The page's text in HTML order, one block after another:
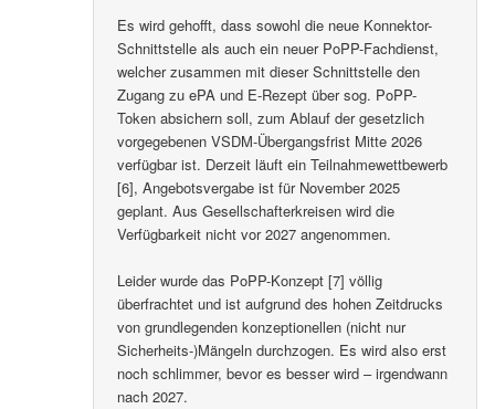
Es wird gehofft, dass sowohl die neue Konnektor-
Schnittstelle als auch ein neuer PoPP-Fachdienst,
welcher zusammen mit dieser Schnittstelle den
Zugang zu ePA und E-Rezept über sog. PoPP-
Token absichern soll, zum Ablauf der gesetzlich
vorgegebenen VSDM-Übergangsfrist Mitte 2026
verfügbar ist. Derzeit läuft ein Teilnahmewettbewerb
[6], Angebotsvergabe ist für November 2025
geplant. Aus Gesellschafterkreisen wird die
Verfügbarkeit nicht vor 2027 angenommen.
Leider wurde das PoPP-Konzept [7] völlig
überfrachtet und ist aufgrund des hohen Zeitdrucks
von grundlegenden konzeptionellen (nicht nur
Sicherheits-)Mängeln durchzogen. Es wird also erst
noch schlimmer, bevor es besser wird – irgendwann
nach 2027.